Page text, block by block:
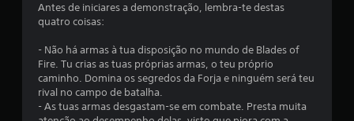
e
3
.
Antes de iniciares a demonstração, lembra-te destas
quatro coisas:
- Não há armas à tua disposição no mundo de Blades of
Fire. Tu crias as tuas próprias armas, o teu próprio
caminho. Domina os segredos da Forja e ninguém será teu
rival no campo de batalha.
- As tuas armas desgastam-se em combate. Presta muita